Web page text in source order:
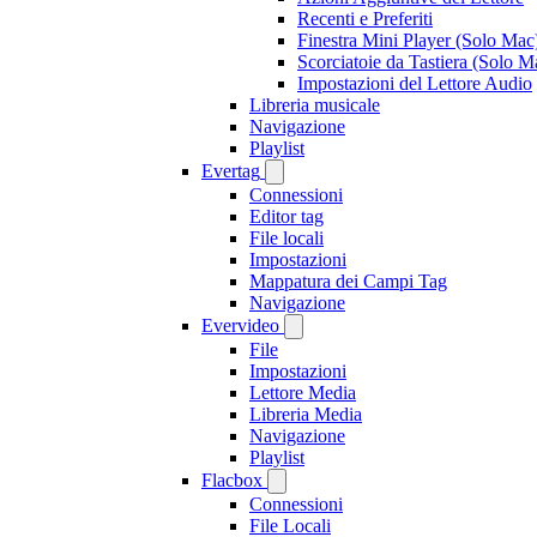
Recenti e Preferiti
Finestra Mini Player (Solo
Scorciatoie da Tastiera (Solo
Impostazioni del Lettore Audio
Libreria musicale
Navigazione
Playlist
Evertag
Connessioni
Editor tag
File locali
Impostazioni
Mappatura dei Campi Tag
Navigazione
Evervideo
File
Impostazioni
Lettore Media
Libreria Media
Navigazione
Playlist
Flacbox
Connessioni
File Locali